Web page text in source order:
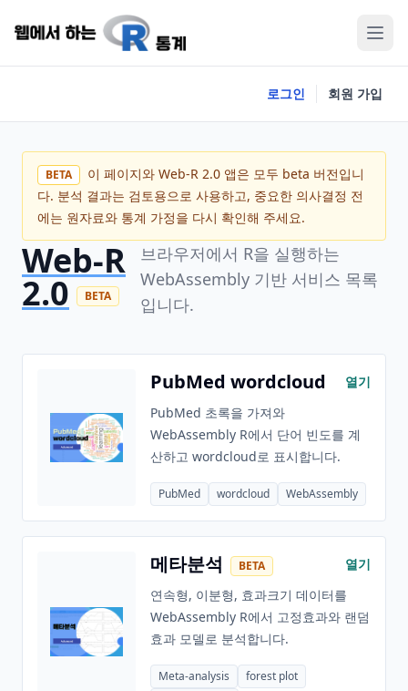
로그인 회원 가입
BETA
이 페이지와 Web-R 2.0 앱은 모두 beta 버전입니
다. 분석 결과는 검토용으로 사용하고, 중요한 의사결정 전
에는 원자료와 통계 가정을 다시 확인해 주세요.
Web-R
2.0 BETA
브라우저에서 R을 실행하는
WebAssembly 기반 서비스 목록
입니다.
PubMed wordcloud
열기
PubMed 초록을 가져와
WebAssembly R에서 단어 빈도를 계
산하고 wordcloud로 표시합니다.
PubMed wordcloud WebAssembly
메타분석 BETA
열기
연속형, 이분형, 효과크기 데이터를
WebAssembly R에서 고정효과와 랜덤
효과 모델로 분석합니다.
Meta-analysis
forest plot